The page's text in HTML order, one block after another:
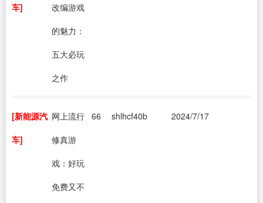
车]
改编游戏
的魅力：
五大必玩
之作
[新能源汽
车]
网上流行
修真游
戏：好玩
免费又不
66 shlhcf40b 2024/7/17